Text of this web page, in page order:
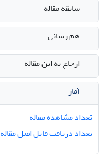
سابقه مقاله
هم رسانی
ارجاع به این مقاله
آمار
تعداد مشاهده مقاله
تعداد دریافت فایل اصل مقاله